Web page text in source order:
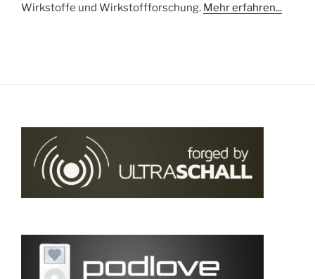
Wirkstoffe und Wirkstoffforschung. Mehr erfahren...